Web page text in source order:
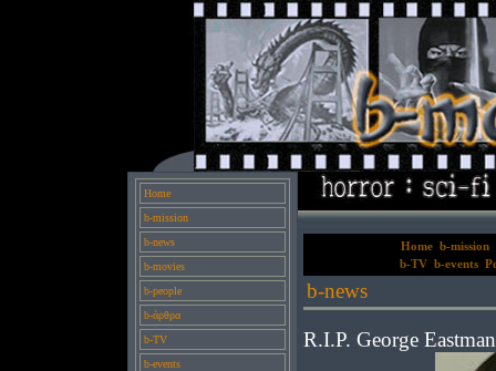
Home
b-mission
b-news
b-movies
b-people
b-άρθρα
b-TV
b-events
Home b-mission
b-TV b-events
b-news
R.I.P. George